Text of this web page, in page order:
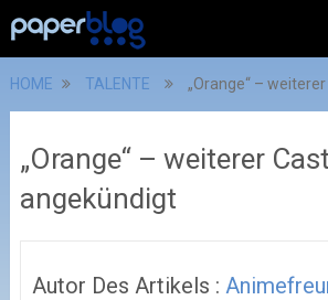
HOME TALENTE „Orange“ –
„Orange“ – weiterer Cast
angekündigt
Autor Des Artikels :